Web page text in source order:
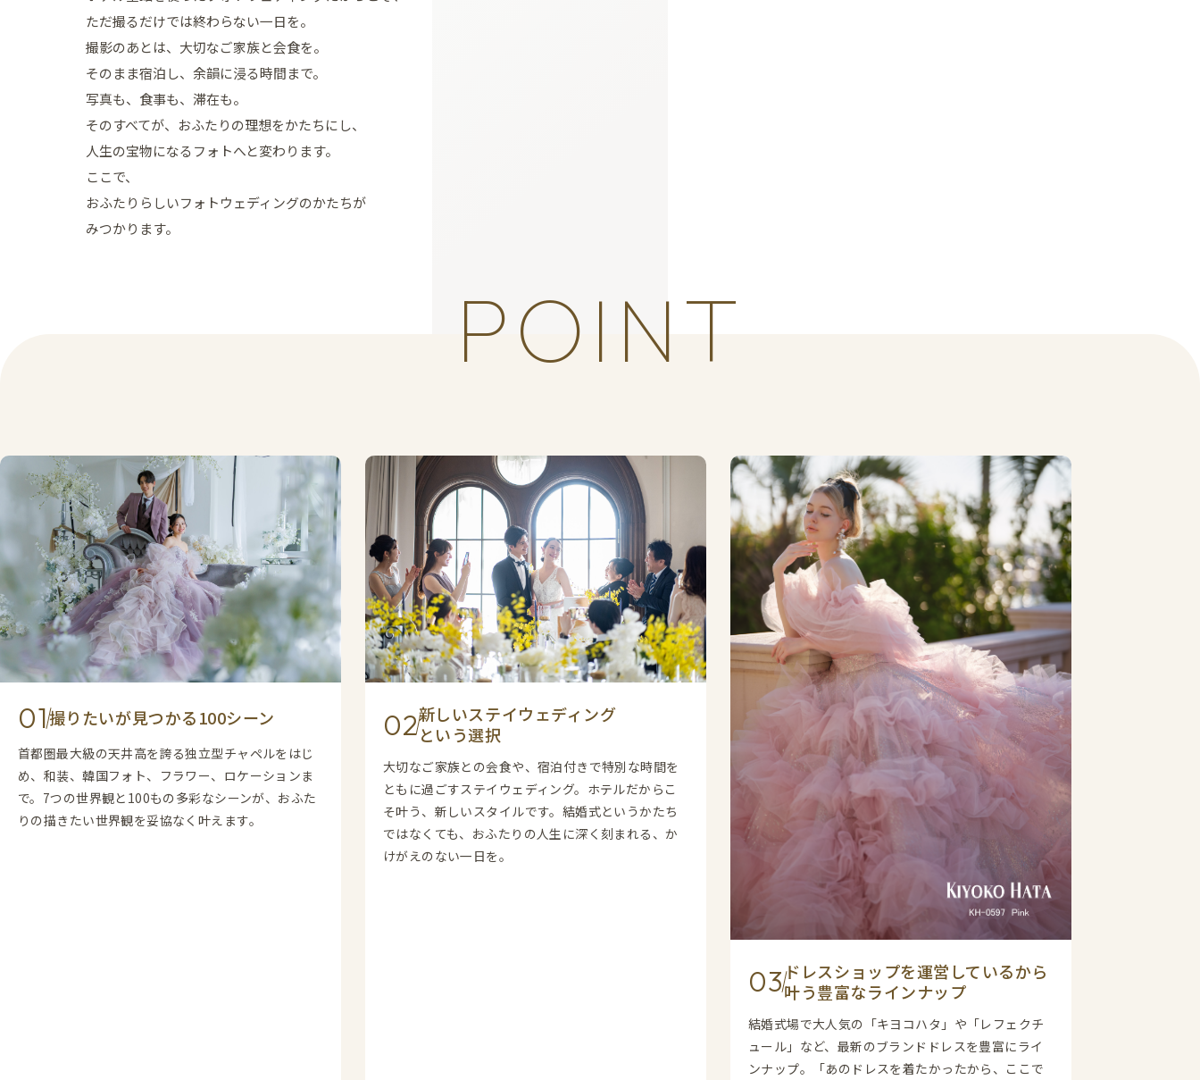
ただ撮るだけでは終わらない一日を。
撮影のあとは、大切なご家族と会食を。
そのまま宿泊し、余韻に浸る時間まで。
写真も、食事も、滞在も。
そのすべてが、おふたりの理想をかたちにし、
人生の宝物になるフォトへと変わります。
ここで、
おふたりらしいフォトウェディングのかたちが
みつかります。
POINT
0 撮りたいが見つかる100シーン
首都圏最大級の天井高を誇る独立型チャペルをはじ
め、和装、韓国フォト、フラワー、ロケーションま
で。7つの世界観と100もの多彩なシーンが、おふた
りの描きたい世界観を妥協なく叶えます。
0
新しいステイウェディング
という選択
大切なご家族との会食や、宿泊付きで特別な時間を
ともに過ごすステイウェディング。ホテルだからこ
そ叶う、新しいスタイルです。結婚式というかたち
ではなくても、おふたりの人生に深く刻まれる、か
けがえのない一日を。
0
ドレスショップを運営しているから
叶う豊富なラインナップ
結婚式場で大人気の「キヨコハタ」や「レフェクチ
ュール」など、最新のブランドドレスを豊富にライ
ンナップ。「あのドレスを着たかったから、ここで